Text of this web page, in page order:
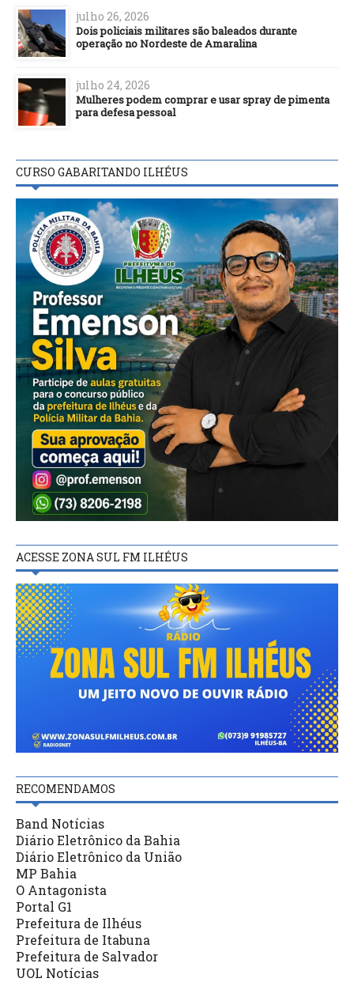
julho 26, 2026
Dois policiais militares são baleados durante
operação no Nordeste de Amaralina
julho 24, 2026
Mulheres podem comprar e usar spray de pimenta
para defesa pessoal
CURSO GABARITANDO ILHÉUS
ACESSE ZONA SUL FM ILHÉUS
RECOMENDAMOS
Band Notícias
Diário Eletrônico da Bahia
Diário Eletrônico da União
MP Bahia
O Antagonista
Portal G1
Prefeitura de Ilhéus
Prefeitura de Itabuna
Prefeitura de Salvador
UOL Notícias